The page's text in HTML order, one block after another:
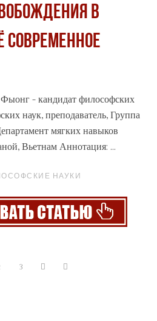
В
СОВРЕМЕННОЕ
- кандидат философских
наук, преподаватель, Группа
мягких навыков
Вьетнам Аннотация: ...
НАУКИ
3